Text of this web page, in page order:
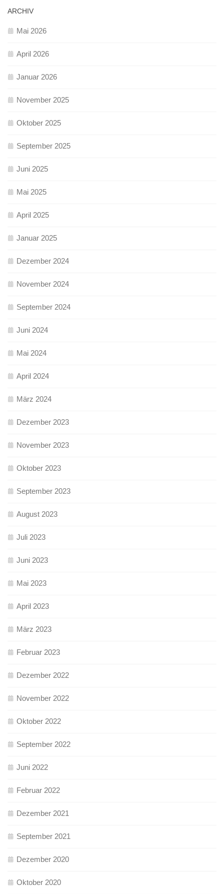
ARCHIV
Mai 2026
April 2026
Januar 2026
November 2025
Oktober 2025
September 2025
Juni 2025
Mai 2025
April 2025
Januar 2025
Dezember 2024
November 2024
September 2024
Juni 2024
Mai 2024
April 2024
März 2024
Dezember 2023
November 2023
Oktober 2023
September 2023
August 2023
Juli 2023
Juni 2023
Mai 2023
April 2023
März 2023
Februar 2023
Dezember 2022
November 2022
Oktober 2022
September 2022
Juni 2022
Februar 2022
Dezember 2021
September 2021
Dezember 2020
Oktober 2020